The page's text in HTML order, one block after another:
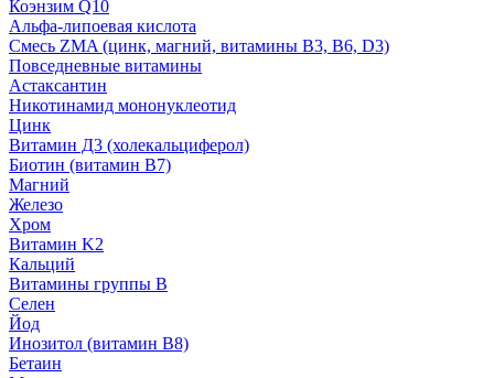
Коэнзим Q10
Альфа-липоевая кислота
Смесь ZMA (цинк, магний, витамины B3, B6, D3)
Повседневные витамины
Астаксантин
Никотинамид мононуклеотид
Цинк
Витамин Д3 (холекальциферол)
Биотин (витамин B7)
Магний
Железо
Хром
Витамин K2
Кальций
Витамины группы B
Селен
Йод
Инозитол (витамин B8)
Бетаин